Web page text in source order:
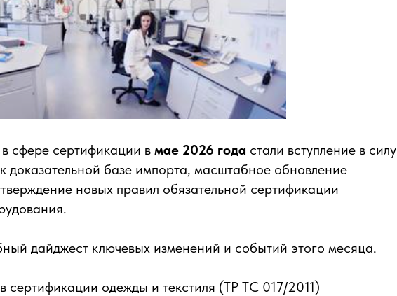
сфере сертификации в мае 2026 года стали вступление в силу
доказательной базе импорта, масштабное обновление
новых правил обязательной сертификации
дайджест ключевых изменений и событий этого месяца.
сертификации одежды и текстиля (ТР ТС 017/2011)